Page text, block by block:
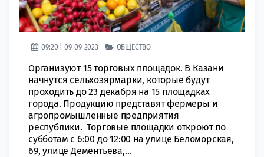
09:20 | 09-09-2023 ОБЩЕСТВО
Организуют 15 торговых площадок. В Казани
начнутся сельхозярмарки, которые будут
проходить до 23 декабря на 15 площадках
города. Продукцию представят фермеры и
агропромышленные предприятия
республики. Торговые площадки откроют по
субботам с 6:00 до 12:00 на улице Беломорская,
69, улице Дементьева,...